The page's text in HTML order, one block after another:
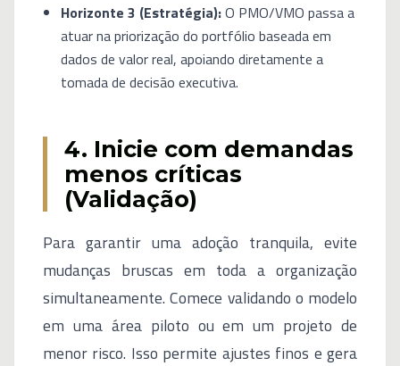
Horizonte 3 (Estratégia):O PMO/VMO passa a
atuar na priorização do portfólio baseada em
dados de valor real, apoiando diretamente a
tomada de decisão executiva.
4. Inicie com demandas
menos críticas
(Validação)
Para garantir uma adoção tranquila, evite
mudanças bruscas em toda a organização
simultaneamente. Comece validando o modelo
em uma área piloto ou em um projeto de
menor risco. Isso permite ajustes finos e gera